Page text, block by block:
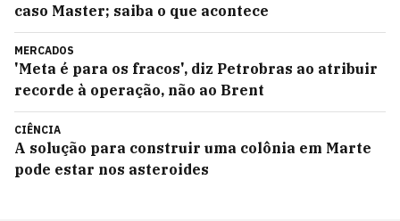
caso Master; saiba o que acontece
MERCADOS
'Meta é para os fracos', diz Petrobras ao atribuir
recorde à operação, não ao Brent
CIÊNCIA
A solução para construir uma colônia em Marte
pode estar nos asteroides